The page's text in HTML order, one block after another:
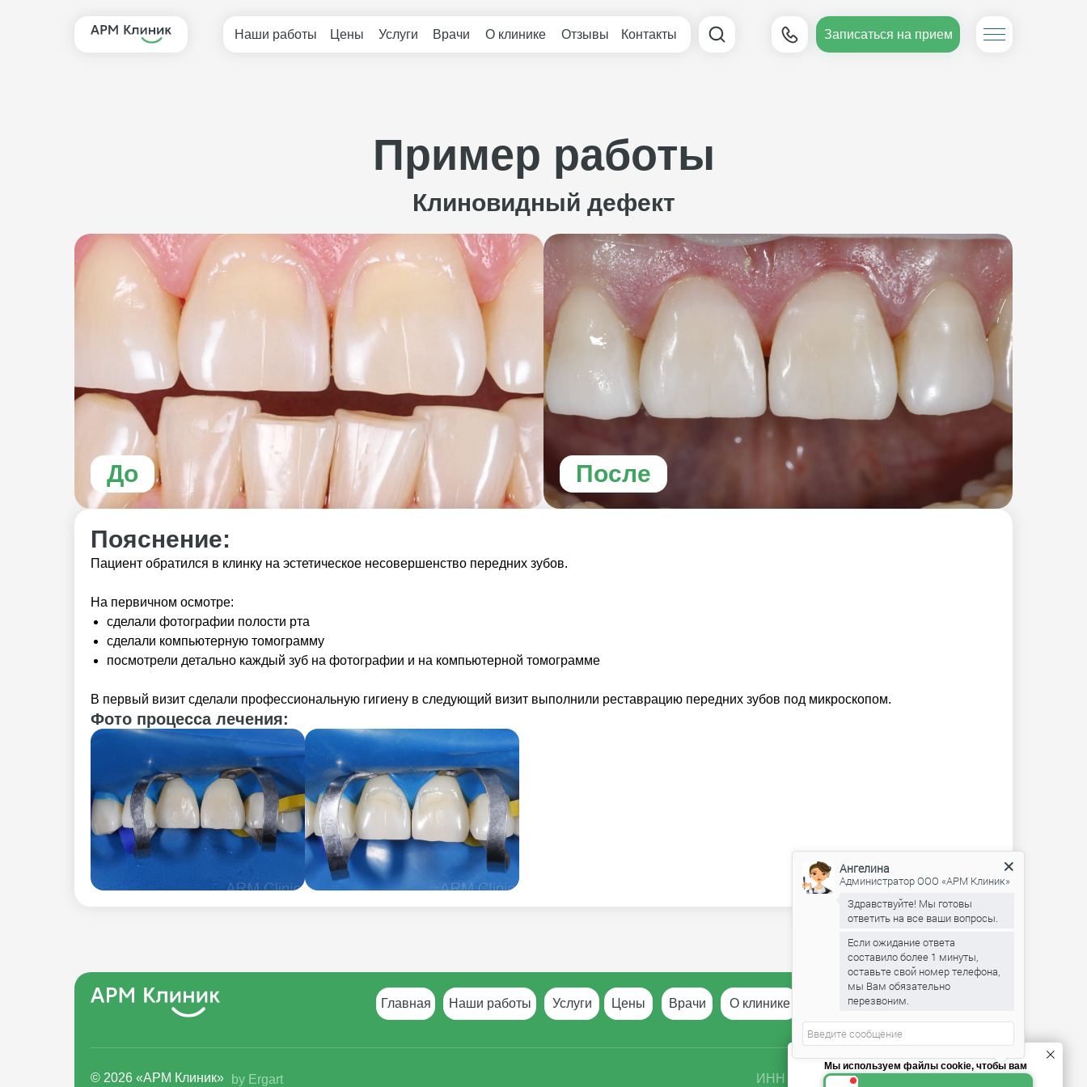
Мы используем файлы cookie, чтобы вам
было удобнее пользоваться сайтом.
Записаться на прием
Контакты
Наши работы Отзывы
О клинике
Врачи
Цены Услуги
Пример работы
Клиновидный дефект
До После
Пояснение:
Пациент обратился в клинку на эстетическое несовершенство передних зубов.
На первичном осмотре:
сделали фотографии полости рта
сделали компьютерную томограмму
посмотрели детально каждый зуб на фотографии и на компьютерной томограмме
В первый визит сделали профессиональную гигиену в следующий визит выполнили реставрацию передних зубов под микроскопом.
Фото процесса лечения:
ОГРН 5167746377563
ИНН 9729041467
© 2026 «АРМ Клиник» by Ergart
FAQ
Наши работы Отзывы
О клинике
Врачи
Цены
Услуги
Главная
Ангелина
Администратор ООО «АРМ Клиник»
Здравствуйте! Мы готовы
ответить на все ваши вопросы.
Если ожидание ответа
составило более 1 минуты,
оставьте свой номер телефона,
мы Вам обязательно
перезвоним.